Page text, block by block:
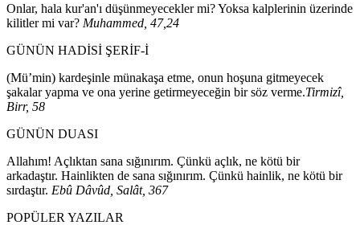
Onlar, hala kur'an'ı düşünmeyecekler mi? Yoksa kalplerinin üzerinde
kilitler mi var? Muhammed, 47,24
GÜNÜN HADİSİ ŞERİF-İ
(Mü’min) kardeşinle münakaşa etme, onun hoşuna gitmeyecek
şakalar yapma ve ona yerine getirmeyeceğin bir söz verme.Tirmizî,
Birr, 58
GÜNÜN DUASI
Allahım! Açlıktan sana sığınırım. Çünkü açlık, ne kötü bir
arkadaştır. Hainlikten de sana sığınırım. Çünkü hainlik, ne kötü bir
sırdaştır. Ebû Dâvûd, Salât, 367
POPÜLER YAZILAR